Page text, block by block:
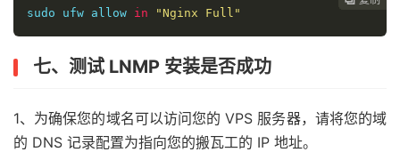
sudo ufw allow in "Nginx Full"
七、测试 LNMP 安装是否成功
1、为确保您的域名可以访问您的 VPS 服务器，请将您的域
的 DNS 记录配置为指向您的搬瓦工的 IP 地址。